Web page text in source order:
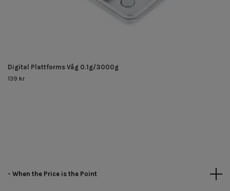
Digital Plattforms Våg 0.1g/3000g
139 kr
- When the Price is the Point